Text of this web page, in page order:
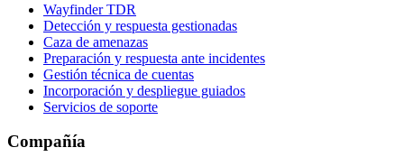
Wayfinder TDR
Detección y respuesta gestionadas
Caza de amenazas
Preparación y respuesta ante incidentes
Gestión técnica de cuentas
Incorporación y despliegue guiados
Servicios de soporte
Compañía